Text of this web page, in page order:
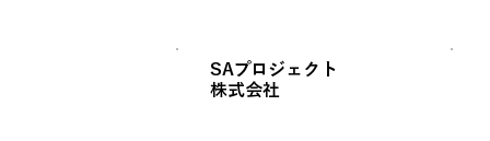
SAプロジェクト
​株式会社